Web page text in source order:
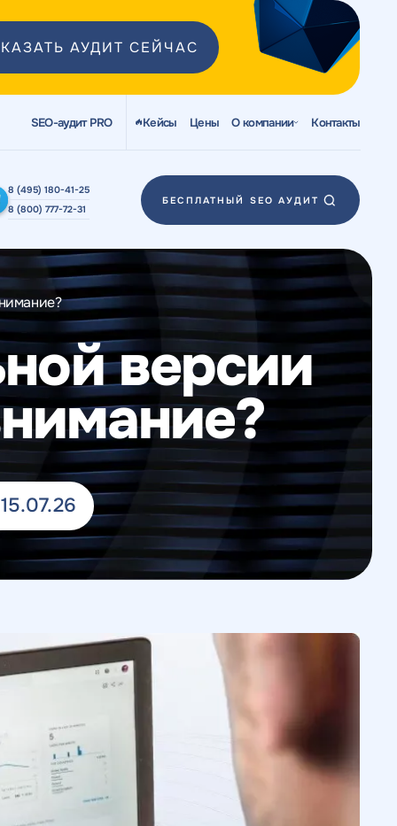
АУДИТ СЕЙЧАС
SEO-аудит PRO Кейсы Цены О компании Контакты
8 (495) 180-41-25
8 (800) 777-72-31
БЕСПЛАТНЫЙ SEO АУДИТ
версии